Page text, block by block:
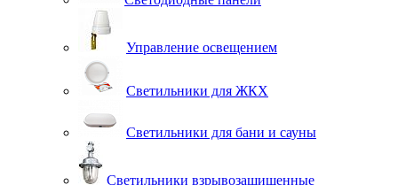
Управление освещением
Светильники для ЖКХ
Светильники для бани и сауны
Светильники взрывозащищенные